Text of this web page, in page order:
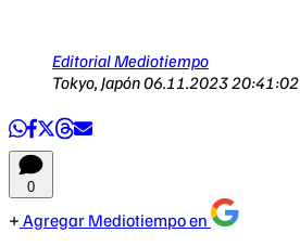
Editorial Mediotiempo
Tokyo, Japón06.11.2023 20:41:02
0
Agregar Mediotiempo en